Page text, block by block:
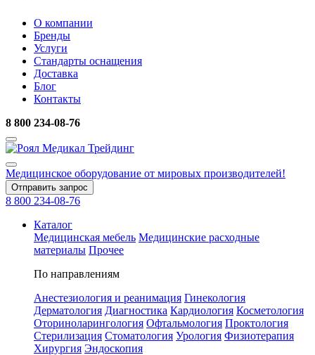
О компании
Бренды
Услуги
Стандарты оснащения
Доставка
Блог
Контакты
8 800 234-08-76
Медицинское оборудование от мировых производителей!
Отправить запрос
8 800 234-08-76
Каталог
Медицинская мебель Медицинские расходные
материалы Прочее
По направлениям
Анестезиология и реанимация Гинекология
Дерматология Диагностика Кардиология Косметология
Оториноларингология Офтальмология Проктология
Стерилизация Стоматология Урология Физиотерапия
Хирургия Эндоскопия